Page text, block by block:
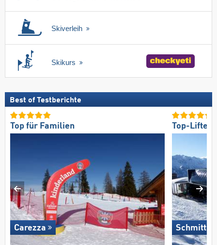
Skiverleih
Skikurs
Best of Testberichte
Top für Familien
Carezza
Top-Lifte/
Schmitten